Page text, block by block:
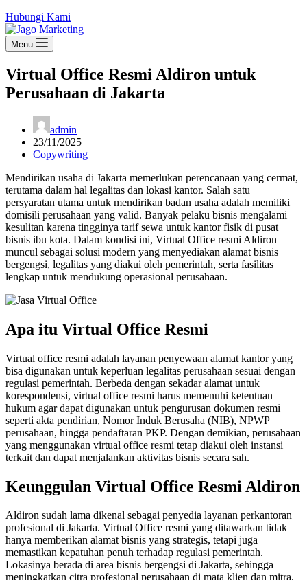
Hubungi Kami
Menu
Virtual Office Resmi Aldiron untuk
Perusahaan di Jakarta
admin
23/11/2025
Copywriting
Mendirikan usaha di Jakarta memerlukan perencanaan yang cermat,
terutama dalam hal legalitas dan lokasi kantor. Salah satu
persyaratan utama untuk mendirikan badan usaha adalah memiliki
domisili perusahaan yang valid. Banyak pelaku bisnis mengalami
kesulitan karena tingginya tarif sewa untuk kantor fisik di pusat
bisnis ibu kota. Dalam kondisi ini, Virtual Office resmi Aldiron
muncul sebagai solusi modern yang menyediakan alamat bisnis
bergengsi, legalitas yang diakui oleh pemerintah, serta fasilitas
lengkap untuk mendukung operasional perusahaan.
Apa itu Virtual Office Resmi
Virtual office resmi adalah layanan penyewaan alamat kantor yang
bisa digunakan untuk keperluan legalitas perusahaan sesuai dengan
regulasi pemerintah. Berbeda dengan sekadar alamat untuk
korespondensi, virtual office resmi harus memenuhi ketentuan
hukum agar dapat digunakan untuk pengurusan dokumen resmi
seperti akta pendirian, Nomor Induk Berusaha (NIB), NPWP
perusahaan, hingga pendaftaran PKP. Dengan demikian, perusahaan
yang menggunakan virtual office resmi tetap diakui oleh instansi
terkait dan dapat menjalankan aktivitas bisnis secara sah.
Keunggulan Virtual Office Resmi Aldiron
Aldiron sudah lama dikenal sebagai penyedia layanan perkantoran
profesional di Jakarta. Virtual Office resmi yang ditawarkan tidak
hanya memberikan alamat bisnis yang strategis, tetapi juga
memastikan kepatuhan penuh terhadap regulasi pemerintah.
Lokasinya berada di area bisnis bergengsi di Jakarta, sehingga
meningkatkan citra profesional perusahaan di mata klien dan mitra.